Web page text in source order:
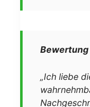
Bewertung
„Ich liebe